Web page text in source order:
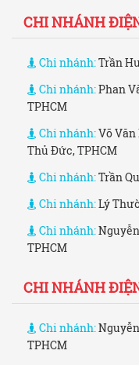
CHI NHÁNH
Chi nhánh:Trần
Chi nhánh:Phan
TPHCM
Chi nhánh:Võ
Thủ Đức, TPHCM
Chi nhánh:Trần
Chi nhánh:Lý
Chi nhánh:
TPHCM
CHI NHÁNH
Chi nhánh:
TPHCM